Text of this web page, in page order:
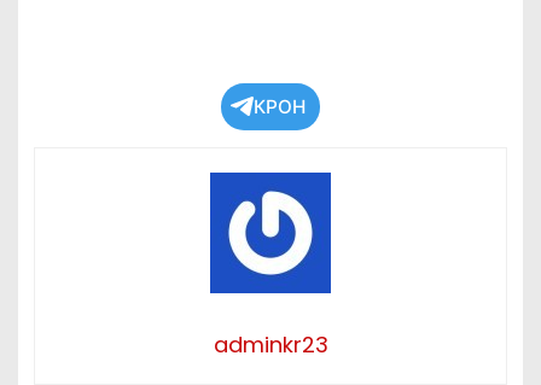
КРОН
adminkr23